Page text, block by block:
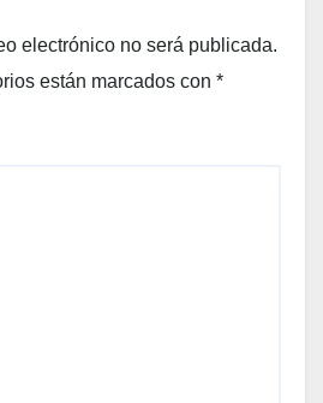
electrónico no será publicada.
están marcados con *